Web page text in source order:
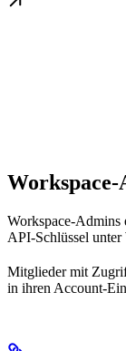
Workspace-
Workspace-Admins
API-Schlüssel
Mitglieder mit
in ihren Account-